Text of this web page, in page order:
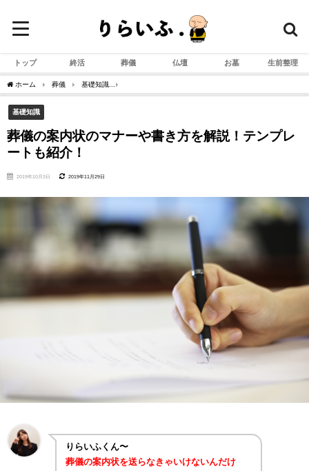
トップ 終活 葬儀 仏壇 お墓 生前整理
ホーム 葬儀 基礎知識
基礎知識
葬儀の案内状のマナーや書き方を解説！テンプレ
ートも紹介！
2019年10月3日 2019年11月29日
りらいふくん〜
葬儀の案内状を送らなきゃいけないんだけ